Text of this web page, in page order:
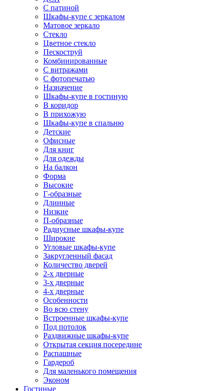
С патиной
Шкафы-купе с зеркалом
Матовое зеркало
Стекло
Цветное стекло
Пескоструй
Комбинированные
С витражами
С фотопечатью
Назначение
Шкафы-купе в гостиную
В коридор
В прихожую
Шкафы-купе в спальню
Детские
Офисные
Для книг
Для одежды
На балкон
Форма
Высокие
Г-образные
Длинные
Низкие
П-образные
Радиусные шкафы-купе
Широкие
Угловые шкафы-купе
Закругленный фасад
Количество дверей
2-х дверные
3-х дверные
4-х дверные
Особенности
Во всю стену
Встроенные шкафы-купе
Под потолок
Раздвижные шкафы-купе
Открытая секция посередине
Распашные
Гардероб
Для маленького помещения
Эконом
Гостиные